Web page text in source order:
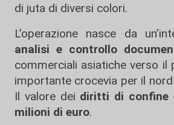
di juta di diversi colori.
L’operazione nasce da
analisi e controllo
commerciali asiatiche verso il
importante crocevia per il nord
Il valore dei diritti di confine
milioni di euro.